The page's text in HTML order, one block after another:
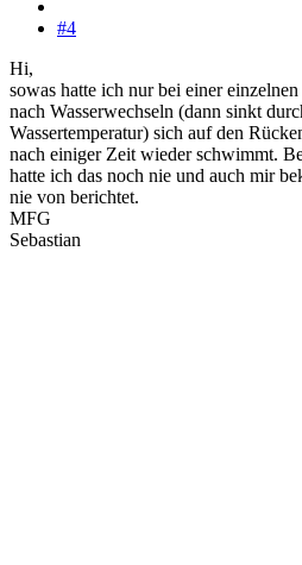
#4
Hi,
sowas hatte ich nur bei einer
nach Wasserwechseln (dann sinkt
Wassertemperatur) sich auf den
nach einiger Zeit wieder schwimmt.
hatte ich das noch nie und auch mir
nie von berichtet.
MFG
Sebastian